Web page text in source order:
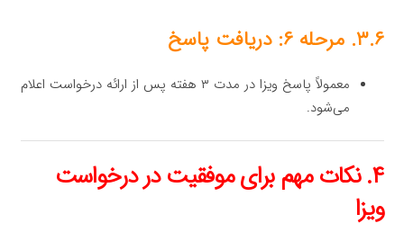
۳.۶. مرحله ۶: دریافت پاسخ
معمولاً پاسخ ویزا در مدت ۳ هفته پس از ارائه درخواست اعلام
می‌شود.
۴. نکات مهم برای موفقیت در درخواست
ویزا